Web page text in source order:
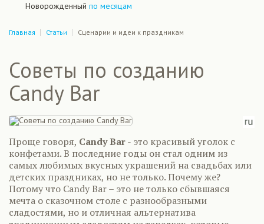
Новорожденный по месяцам
Главная Статьи Сценарии и идеи к праздникам
Советы по созданию
Candy Bar
Проще говоря, Candy Bar- это красивый уголок с
конфетами. В последние годы он стал одним из
самых любимых вкусных украшений на свадьбах или
детских праздниках, но не только. Почему же?
Потому что Candy Bar – это не только сбывшаяся
мечта о сказочном столе с разнообразными
сладостями, но и отличная альтернатива